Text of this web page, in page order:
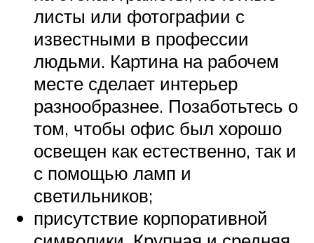
листы или фотографии с
известными в профессии
людьми. Картина на рабочем
месте сделает интерьер
разнообразнее. Позаботьтесь о
том, чтобы офис был хорошо
освещен как естественно, так и
с помощью ламп и
светильников;
присутствие корпоративной